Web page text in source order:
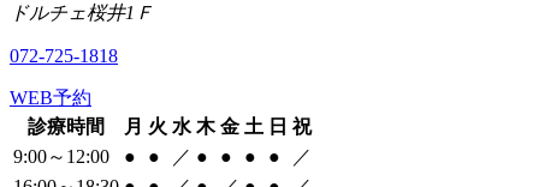
ドルチェ桜井1Ｆ
072-725-1818
WEB予約
診療時間
月 火 水 木 金 土 日 祝
9:00～12:00
● ● ／ ● ● ● ●
／